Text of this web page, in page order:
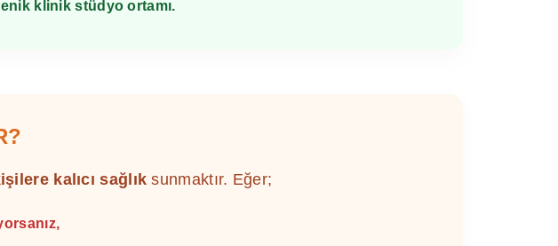
klinik stüdyo ortamı.
kalıcı sağlık sunmaktır. Eğer;